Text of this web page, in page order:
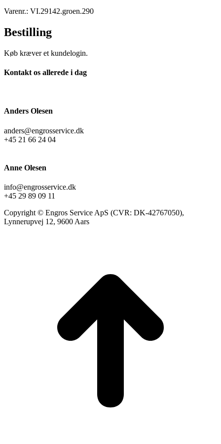
Varenr.: VI.29142.groen.290
Bestilling
Køb kræver et kundelogin.
Kontakt os allerede i dag
Anders Olesen
anders@engrosservice.dk
+45 21 66 24 04
Anne Olesen
info@engrosservice.dk
+45 29 89 09 11
Copyright © Engros Service ApS (CVR: DK-42767050),
Lynnerupvej 12, 9600 Aars